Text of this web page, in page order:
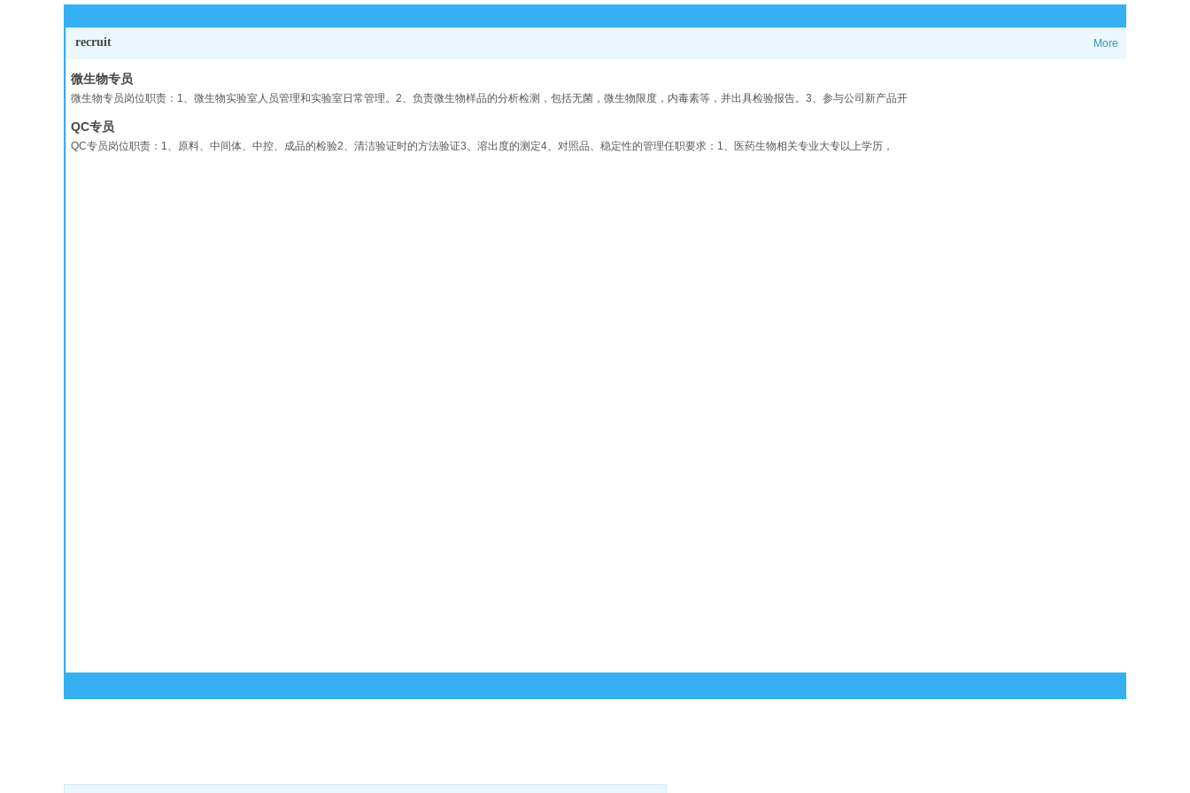
recruit More
微生物专员
微生物专员岗位职责：1、微生物实验室人员管理和实验室日常管理。2、负责微生物样品的分析检测，包括无菌，微生物限度，内毒素等，并出具检验报告。3、参与公司新产品开
QC专员
QC专员岗位职责：1、原料、中间体、中控、成品的检验2、清洁验证时的方法验证3、溶出度的测定4、对照品、稳定性的管理任职要求：1、医药生物相关专业大专以上学历，